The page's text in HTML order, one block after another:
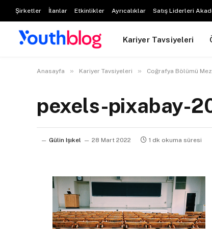
Şirketler İlanlar Etkinlikler Ayrıcalıklar Satış Liderleri
Kariyer Tavsiyeleri
Anasayfa » Kariyer Tavsiyeleri » Coğrafya Bölümü
pexels-pixabay-
Gülin Işıkel 28 Mart 2022 1 dk okuma süresi